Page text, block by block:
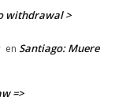
withdrawal >
en Santiago: Muere
=>